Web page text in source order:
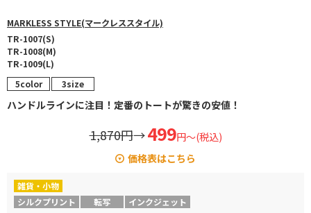
MARKLESS STYLE(マークレススタイル)
TR-1007(S)
TR-1008(M)
TR-1009(L)
5color 3size
ハンドルラインに注目！定番のトートが驚きの安値！
1,870円→499円～(税込)
価格表はこちら
サイズ
雑貨・小物
シルクプリント
転写 インクジェット